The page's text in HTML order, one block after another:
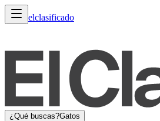
elclasificado
¿Qué buscas?Gatos